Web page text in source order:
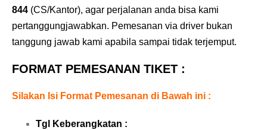
844 (CS/Kantor), agar perjalanan anda bisa kami
pertanggungjawabkan. Pemesanan via driver bukan
tanggung jawab kami apabila sampai tidak terjemput.
FORMAT PEMESANAN TIKET :
Silakan Isi Format Pemesanan di Bawah ini :
Tgl Keberangkatan :